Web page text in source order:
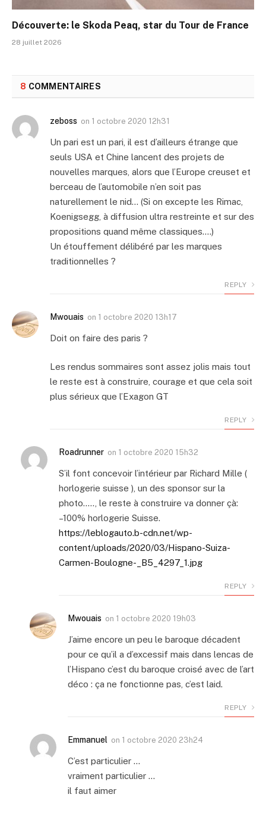
Découverte: le Skoda Peaq, star du Tour de France
28 juillet 2026
8 COMMENTAIRES
zeboss on 1 octobre 2020 12h31
Un pari est un pari, il est d’ailleurs étrange que
seuls USA et Chine lancent des projets de
nouvelles marques, alors que l’Europe creuset et
berceau de l’automobile n’en soit pas
naturellement le nid… (Si on excepte les Rimac,
Koenigsegg, à diffusion ultra restreinte et sur des
propositions quand même classiques….)
Un étouffement délibéré par les marques
traditionnelles ?
REPLY
Mwouais on 1 octobre 2020 13h17
Doit on faire des paris ?
Les rendus sommaires sont assez jolis mais tout
le reste est à construire, courage et que cela soit
plus sérieux que l’Exagon GT
REPLY
Roadrunner on 1 octobre 2020 15h32
S’il font concevoir l’intérieur par Richard Mille (
horlogerie suisse ), un des sponsor sur la
photo….., le reste à construire va donner çà:
–100% horlogerie Suisse.
https://leblogauto.b-cdn.net/wp-
content/uploads/2020/03/Hispano-Suiza-
Carmen-Boulogne-_B5_4297_1.jpg
REPLY
Mwouais on 1 octobre 2020 19h03
J’aime encore un peu le baroque décadent
pour ce qu’il a d’excessif mais dans lencas de
l’Hispano c’est du baroque croisé avec de l’art
déco : ça ne fonctionne pas, c’est laid.
REPLY
Emmanuel on 1 octobre 2020 23h24
C’est particulier …
vraiment particulier …
il faut aimer